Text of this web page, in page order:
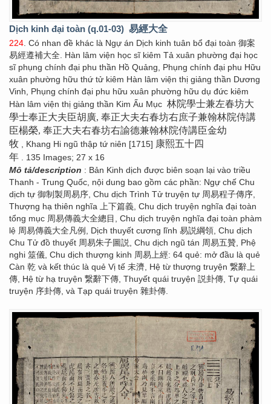
Dịch kinh đại toàn (q.01-03) 易經大全
224 . Có nhan đề khác là Ngự án Dịch kinh tuân bổ đại toàn 御案
易經遵補大全. Hàn lâm viện học sĩ kiêm Tả xuân phường đại học
sĩ phụng chính đại phu thần Hồ Quảng, Phụng chính đại phu Hữu
xuân phường hữu thứ tử kiêm Hàn lâm viện thị giảng thần Dương
Vinh, Phụng chính đại phu hữu xuân phường hữu dụ đức kiêm
Hàn lâm viện thị giảng thần Kim Ấu Mục 林院學士兼左春坊大
學士奉正大夫臣胡廣, 奉正大夫右春坊右庶子兼翰林院侍講
臣楊榮, 奉正大夫右春坊右諭德兼翰林院侍講臣金幼
牧 , Khang Hi ngũ thập tứ niên [1715] 康熙五十四
年 . 135 Images; 27 x 16
Mô tả/description : Bản Kinh dịch được biên soạn lại vào triều
Thanh - Trung Quốc, nội dung bao gồm các phần: Ngự chế Chu
dịch tự 御制製周易序, Chu dịch Trình Tử truyện tự 周易程子傳序,
Thượng hạ thiên nghĩa 上下篇義, Chu dịch truyện nghĩa đại toàn
tổng mục 周易傳義大全總目, Chu dịch truyện nghĩa đại toàn phàm
lệ 周易傳義大全凡例, Dịch thuyết cương lĩnh 易説綱領, Chu dịch
Chu Tử đồ thuyết 周易朱子圖説, Chu dịch ngũ tán 周易五贊, Phệ
nghi 筮儀, Chu dịch thượng kinh 周易上經: 64 quẻ: mở đầu là quẻ
Càn 乾 và kết thúc là quẻ Vị tế 未濟, Hệ từ thượng truyện 繋辭上
傳, Hệ từ hạ truyện 繋辭下傳, Thuyết quái truyện 説卦傳, Tự quái
truyện 序卦傳, và Tạp quái truyện 雜卦傳.